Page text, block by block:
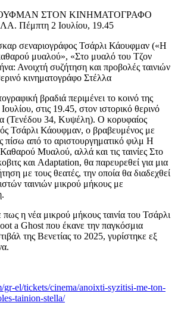
ΣΤΟΝ ΚΙΝΗΜΑΤΟΓΡΑΦΟ
Πέμπτη 2 Ιουλίου, 19.45
σεναριογράφος Τσάρλι Κάουφμαν («Η
μυαλού», «Στο μυαλό του Τζον
Ανοιχτή συζήτηση και προβολές ταινιών
κινηματογράφο Στέλλα
βραδιά περιμένει το κοινό της
στις 19.45, στον ιστορικό θερινό
(Τενέδου 34, Κυψέλη). Ο κορυφαίος
Τσάρλι Κάουφμαν, ο βραβευμένος με
από το αριστουργηματικό φιλμ Η
Μυαλού, αλλά και τις ταινίες Στο
και Adaptation, θα παρευρεθεί για μια
με τους θεατές, την οποία θα διαδεχθεί
ταινιών μικρού μήκους με
η νέα μικρού μήκους ταινία του Τσάρλι
a Ghost που έκανε την παγκόσμια
της Βενετίας το 2025, γυρίστηκε εξ
el/tickets/cinema/anoixti-syzitisi-me-ton-
tainion-stella/